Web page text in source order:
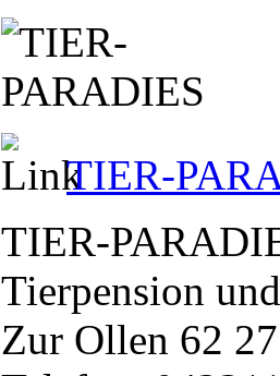
TIER-
TIER-
Tierpension
Zur Ollen 62